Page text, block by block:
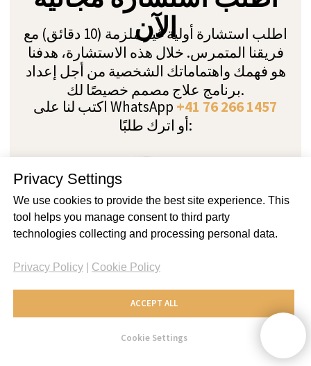
Privacy Settings
We use cookies to provide the best site experience. This
tool helps you manage consent to third party
technologies collecting and processing personal data.
Privacy Policy Cookie Policy
ACCEPT ALL
Cookie Settings